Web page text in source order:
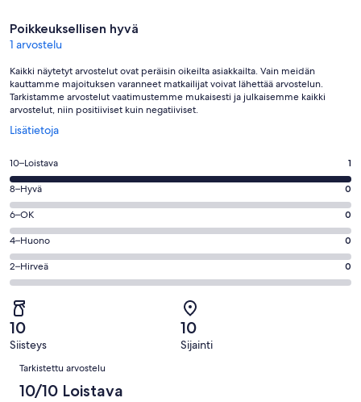
Arvostelut
Poikkeuksellisen hyvä
1 arvostelu
Kaikki näytetyt arvostelut ovat peräisin oikeilta asiakkailta. Vain meidän
kauttamme majoituksen varanneet matkailijat voivat lähettää arvostelun.
Tarkistamme arvostelut vaatimustemme mukaisesti ja julkaisemme kaikki
arvostelut, niin positiiviset kuin negatiiviset.
Lisätietoja
Avautuu
ikkunaan
Arvosana
10
-
Loistava.
1
kautta
1
arvostelua
10–Loistava 1
Arvosana
8
-
Hyvä.
0
kautta
arvostelua
8–Hyvä 0
Arvosana
6
-
OK.
0
kautta
arvostelua
6–OK 0
Arvosana
4
-
0
kautta
1
4–Huono 0
Arvosana
2
-
Hirveä.
0
kautta
arvostelua
2–Hirveä 0
10
Siisteys
10
Sijainti
Arvostelut
Tarkistettu arvostelu
10/10 Loistava